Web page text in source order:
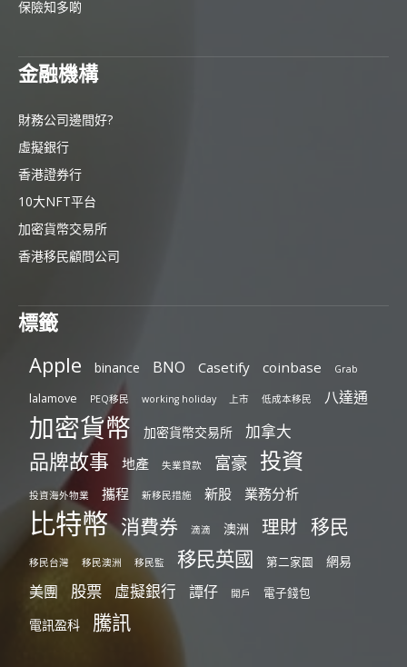
保險知多啲
金融機構
財務公司邊間好?
虛擬銀行
香港證券行
10大NFT平台
加密貨幣交易所
香港移民顧問公司
標籤
Apple binance BNO Casetify coinbase Grab
lalamove PEQ移民 working holiday 上市 低成本移民 八達通
加密貨幣 加密貨幣交易所 加拿大
品牌故事 地產 失業貸款 富豪 投資
投資海外物業 攜程 新移民措施 新股 業務分析
比特幣 消費券 滴滴 澳洲 理財 移民
移民台灣 移民澳洲 移民監 移民英國 第二家園 網易
美團 股票 虛擬銀行 譚仔 開戶 電子錢包
電訊盈科 騰訊